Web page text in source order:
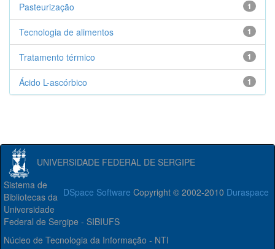
1
Pasteurização
1
Tecnologia de alimentos
1
Tratamento térmico
1
Ácido L-ascórbico
UNIVERSIDADE FEDERAL DE SERGIPE
DSpace Software Copyright © 2002-2010 Duraspace
Sistema de
Bibliotecas da
Universidade
Federal de Sergipe - SIBIUFS
Núcleo de Tecnologia da Informação - NTI